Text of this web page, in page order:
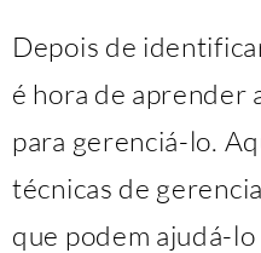
Depois de
é hora de aprender
para gerenciá-lo.
técnicas de
que podem ajudá-